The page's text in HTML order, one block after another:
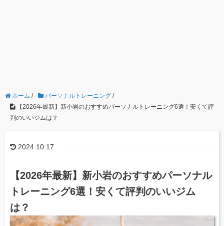
ホーム / パーソナルトレーニング /
【2026年最新】新小岩のおすすめパーソナルトレーニング6選！安くて評
判のいいジムは？
2024.10.17
【2026年最新】新小岩のおすすめパーソナル
トレーニング6選！安くて評判のいいジム
は？